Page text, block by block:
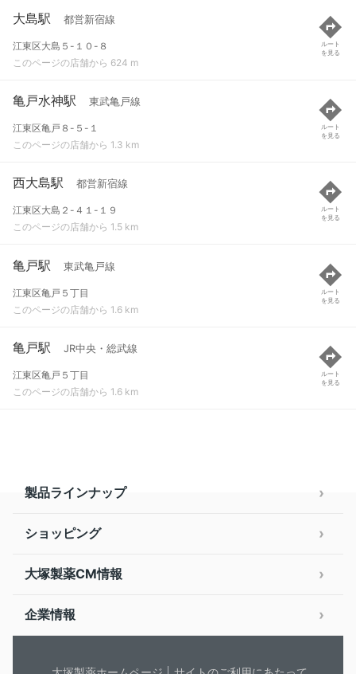
大島駅 都営新宿線
江東区大島５-１０-８
このページの店舗から 624 m
ルート
を見る
亀戸水神駅 東武亀戸線
江東区亀戸８-５-１
このページの店舗から 1.3 km
ルート
を見る
西大島駅 都営新宿線
江東区大島２-４１-１９
このページの店舗から 1.5 km
ルート
を見る
亀戸駅 東武亀戸線
江東区亀戸５丁目
このページの店舗から 1.6 km
ルート
を見る
亀戸駅 JR中央・総武線
江東区亀戸５丁目
このページの店舗から 1.6 km
ルート
を見る
製品ラインナップ
ショッピング
大塚製薬CM情報
企業情報